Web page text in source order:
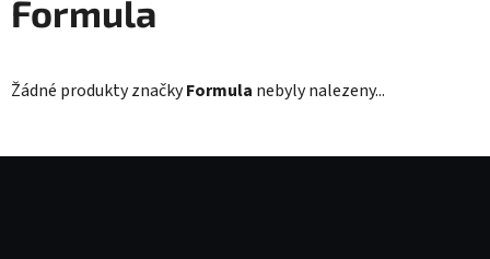
Formula
Žádné produkty značkyFormula nebyly nalezeny...